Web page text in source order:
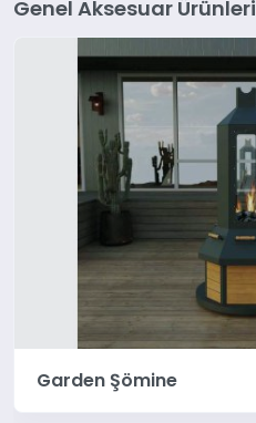
Genel Aksesuar Ürünleri
Garden Şömine